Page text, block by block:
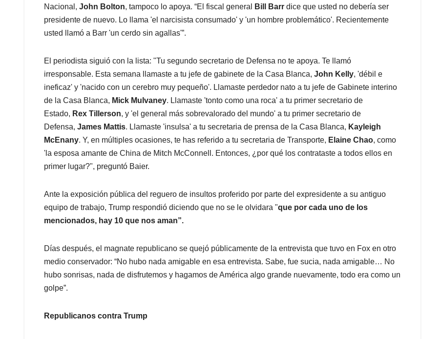
Nacional, John Bolton, tampoco lo apoya. “El fiscal general Bill Barr dice que usted no debería ser
presidente de nuevo. Lo llama 'el narcisista consumado' y 'un hombre problemático'. Recientemente
usted llamó a Barr 'un cerdo sin agallas'”.
El periodista siguió con la lista: "Tu segundo secretario de Defensa no te apoya. Te llamó
irresponsable. Esta semana llamaste a tu jefe de gabinete de la Casa Blanca, John Kelly, 'débil e
ineficaz' y 'nacido con un cerebro muy pequeño'. Llamaste perdedor nato a tu jefe de Gabinete interino
de la Casa Blanca, Mick Mulvaney. Llamaste 'tonto como una roca' a tu primer secretario de
Estado, Rex Tillerson, y 'el general más sobrevalorado del mundo' a tu primer secretario de
Defensa, James Mattis. Llamaste 'insulsa' a tu secretaria de prensa de la Casa Blanca, Kayleigh
McEnany. Y, en múltiples ocasiones, te has referido a tu secretaria de Transporte, Elaine Chao, como
'la esposa amante de China de Mitch McConnell. Entonces, ¿por qué los contrataste a todos ellos en
primer lugar?", preguntó Baier.
Ante la exposición pública del reguero de insultos proferido por parte del expresidente a su antiguo
equipo de trabajo, Trump respondió diciendo que no se le olvidara "que por cada uno de los
mencionados, hay 10 que nos aman”.
Días después, el magnate republicano se quejó públicamente de la entrevista que tuvo en Fox en otro
medio conservador: “No hubo nada amigable en esa entrevista. Sabe, fue sucia, nada amigable… No
hubo sonrisas, nada de disfrutemos y hagamos de América algo grande nuevamente, todo era como un
golpe”.
Republicanos contra Trump